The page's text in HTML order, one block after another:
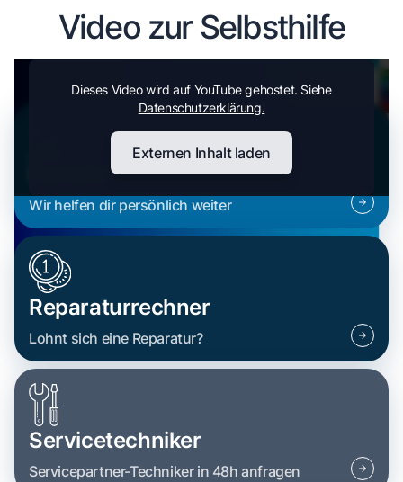
Video zur Selbsthilfe
Dieses Video wird auf YouTube gehostet. Siehe
Datenschutzerklärung.
Externen Inhalt laden
Wir helfen dir persönlich weiter
Reparaturrechner
Lohnt sich eine Reparatur?
Servicetechniker
Servicepartner-Techniker in 48h anfragen